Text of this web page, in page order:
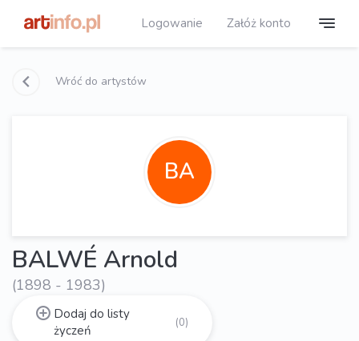
Logowanie Załóż konto
Wróć do artystów
BA
BALWÉ Arnold
(1898 - 1983)
Dodaj do listy
życzeń
(0)